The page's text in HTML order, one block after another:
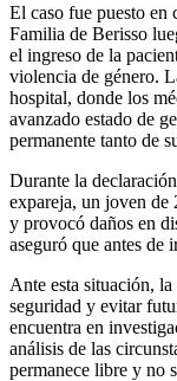
El caso fue puesto
Familia de Berisso
el ingreso de la
violencia de género.
hospital, donde los
avanzado estado de
permanente tanto de
Durante la
expareja, un joven de
y provocó daños en
aseguró que antes de
Ante esta situación,
seguridad y evitar
encuentra en
análisis de las
permanece libre y no